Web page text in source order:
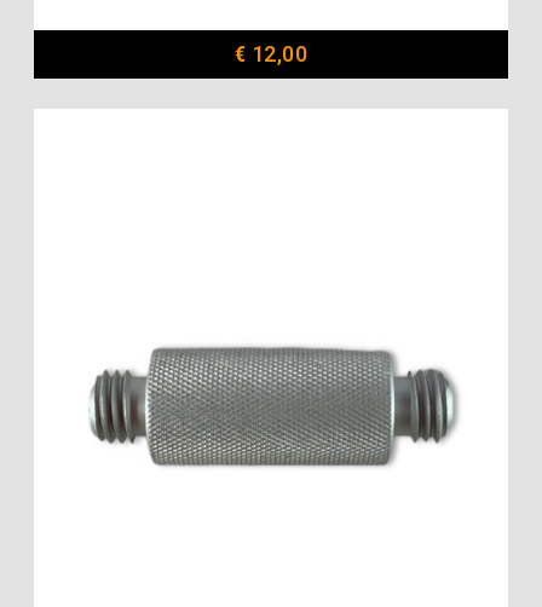
€ 12,00